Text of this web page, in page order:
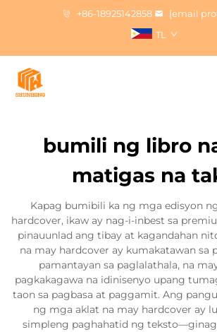
+86-18925142858
[email
TL
bumili ng libro
matigas na
Kapag bumibili ka ng mga edisyon
hardcover, ikaw ay nag-i-inbest sa
pinauunlad ang tibay at kagandahan
na may hardcover ay kumakatawan sa
pamantayan sa paglalathala, na
pagkakagawa na idinisenyo upang
taon sa pagbasa at paggamit. Ang
ng mga aklat na may hardcover ay
simpleng paghahatid ng